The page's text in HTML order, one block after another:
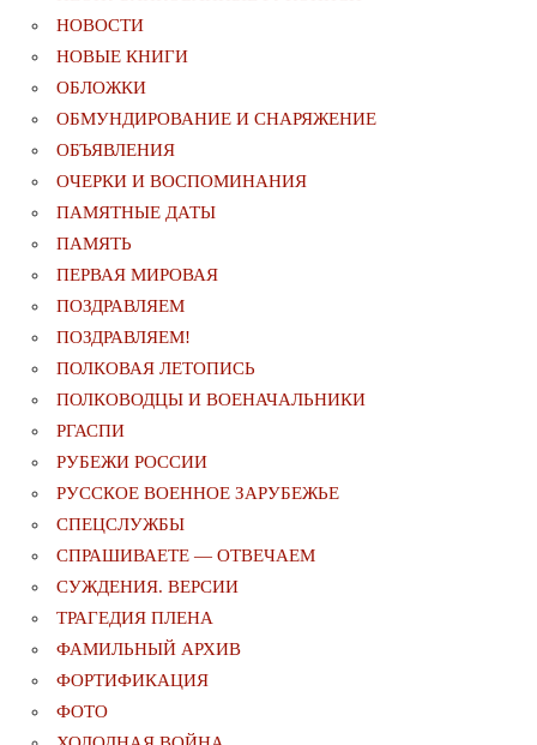
НОВОСТИ
НОВЫЕ КНИГИ
ОБЛОЖКИ
ОБМУНДИРОВАНИЕ И СНАРЯЖЕНИЕ
ОБЪЯВЛЕНИЯ
ОЧЕРКИ И ВОСПОМИНАНИЯ
ПАМЯТНЫЕ ДАТЫ
ПАМЯТЬ
ПЕРВАЯ МИРОВАЯ
ПОЗДРАВЛЯЕМ
ПОЗДРАВЛЯЕМ!
ПОЛКОВАЯ ЛЕТОПИСЬ
ПОЛКОВОДЦЫ И ВОЕНАЧАЛЬНИКИ
РГАСПИ
РУБЕЖИ РОССИИ
РУССКОЕ ВОЕННОЕ ЗАРУБЕЖЬЕ
СПЕЦСЛУЖБЫ
СПРАШИВАЕТЕ — ОТВЕЧАЕМ
СУЖДЕНИЯ. ВЕРСИИ
ТРАГЕДИЯ ПЛЕНА
ФАМИЛЬНЫЙ АРХИВ
ФОРТИФИКАЦИЯ
ФОТО